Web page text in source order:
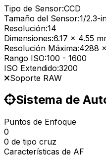
Tipo de Sensor:CCD
Tamaño del Sensor:1/2.3-
Resolución:14
Dimensiones:6.17 x 4.55
Resolución Máxima:4288
Rango ISO:100 - 1600
ISO Extendido:3200
Soporte RAW
Sistema de
Puntos de Enfoque
0
0 de tipo cruz
Características de AF